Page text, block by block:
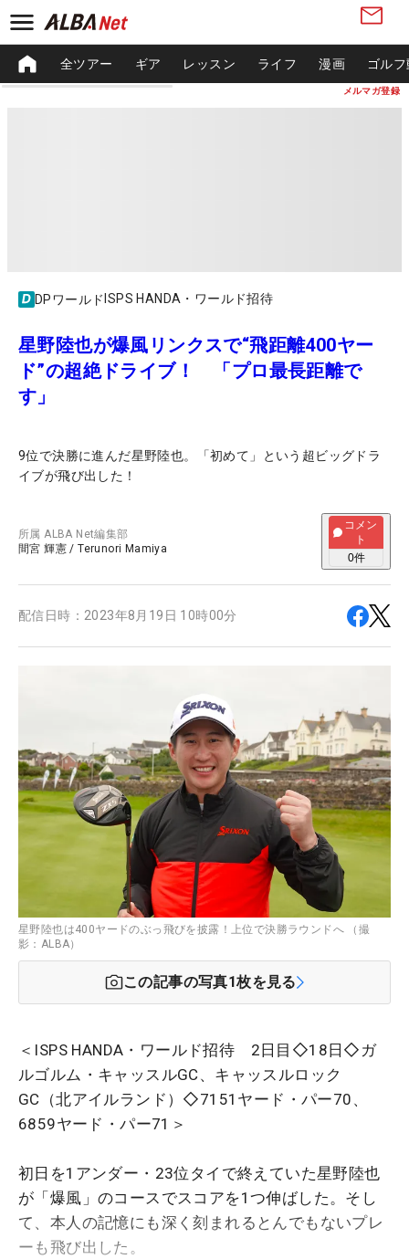
メルマガ登録
全ツアー ギア レッスン ライフ 漫画 ゴル
DPワールド ISPS HANDA・ワールド招待
星野陸也が爆風リンクスで“飛距離400ヤー
ド”の超絶ドライブ！ 「プロ最長距離で
す」
9位で決勝に進んだ星野陸也。「初めて」という超ビッグドラ
イブが飛び出した！
所属ALBA Net編集部
間宮 輝憲 /Terunori Mamiya
コメン
ト
0件
配信日時： 2023年8月19日 10時00分
星野陸也は400ヤードのぶっ飛びを披露！上位で決勝ラウンドへ （撮
影：ALBA）
この記事の写真1枚を見る
＜ISPS HANDA・ワールド招待 2日目◇18日◇ガ
ルゴルム・キャッスルGC、キャッスルロック
GC（北アイルランド）◇7151ヤード・パー70、
6859ヤード・パー71＞
初日を1アンダー・23位タイで終えていた星野陸也
が「爆風」のコースでスコアを1つ伸ばした。そし
て、本人の記憶にも深く刻まれるとんでもないプレ
ーも飛び出した。